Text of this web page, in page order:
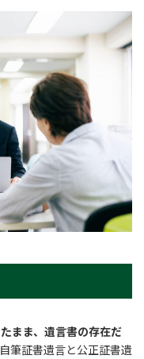
まま、遺言書の存在だ
筆証書遺言と公正証書遺